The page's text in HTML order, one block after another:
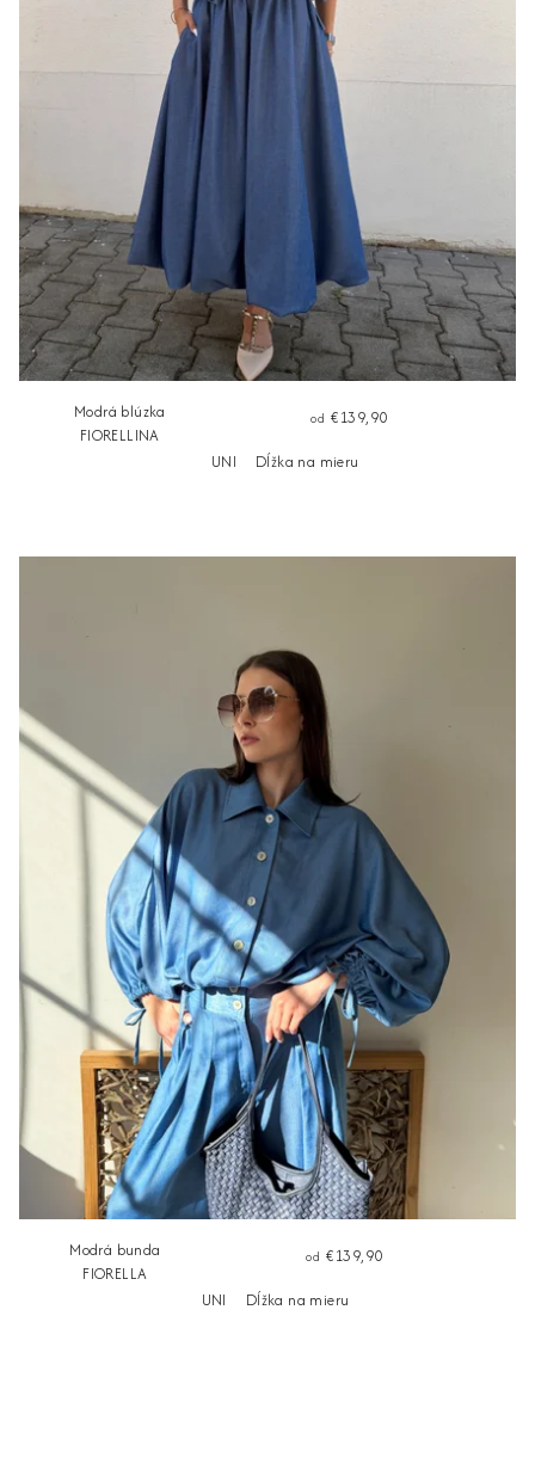
Modrá blúzka
FIORELLINA
od €139,90
UNI
Dĺžka na mieru
Modrá bunda
FIORELLA
od €139,90
UNI
Dĺžka na mieru